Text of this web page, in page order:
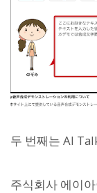
두 번째는 AI
주식회사 에이